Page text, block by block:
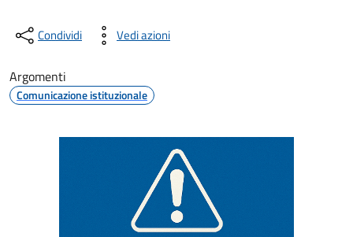
Condividi Vedi azioni
Argomenti
Comunicazione istituzionale